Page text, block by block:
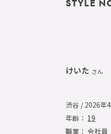
STYLE
けいた さん
渋谷 / 2026年
年齢： 19
職業：会社員